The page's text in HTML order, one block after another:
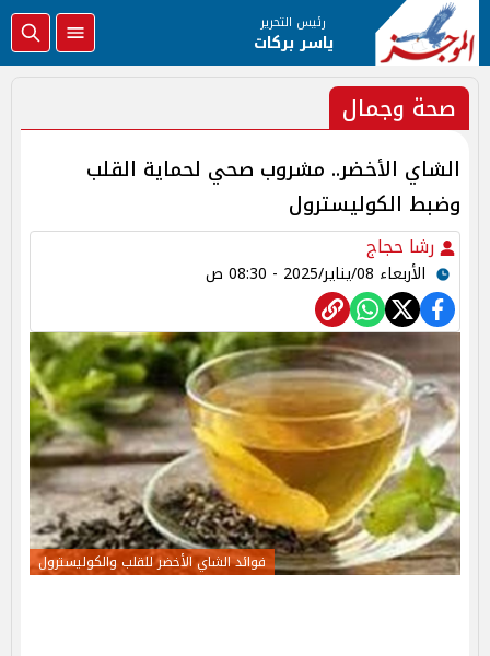
رئيس التحرير
ياسر بركات
صحة وجمال
الشاي الأخضر.. مشروب صحي لحماية القلب
وضبط الكوليسترول
رشا حجاج
الأربعاء 08/يناير/2025 - 08:30 ص
فوائد الشاي الأخضر للقلب والكوليسترول